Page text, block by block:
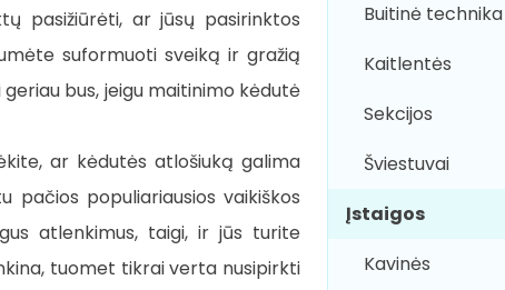
pasižiūrėti, ar jūsų pasirinktos
suformuoti sveiką ir gražią
bus, jeigu maitinimo kėdutė
ar kėdutės atlošiuką galima
populiariausios vaikiškos
atlenkimus, taigi, ir jūs turite
tuomet tikrai verta nusipirkti
Buitinė technika
Kaitlentės
Sekcijos
Šviestuvai
Įstaigos
Kavinės